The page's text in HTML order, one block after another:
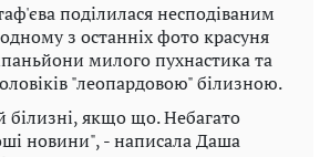
поділилася несподіваним
з останніх фото красуня
милого пухнастика та
"леопардовою" білизною.
білизні, якщо що. Небагато
новини", - написала Даша